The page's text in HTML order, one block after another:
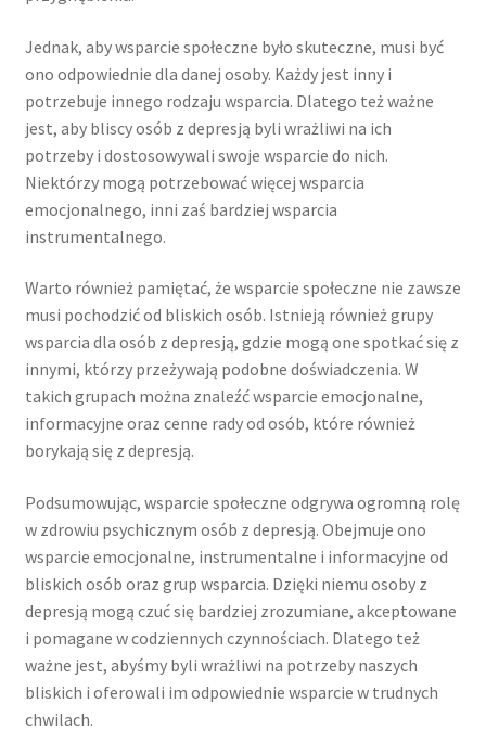
Jednak, aby wsparcie społeczne było skuteczne, musi być
ono odpowiednie dla danej osoby. Każdy jest inny i
potrzebuje innego rodzaju wsparcia. Dlatego też ważne
jest, aby bliscy osób z depresją byli wrażliwi na ich
potrzeby i dostosowywali swoje wsparcie do nich.
Niektórzy mogą potrzebować więcej wsparcia
emocjonalnego, inni zaś bardziej wsparcia
instrumentalnego.
Warto również pamiętać, że wsparcie społeczne nie zawsze
musi pochodzić od bliskich osób. Istnieją również grupy
wsparcia dla osób z depresją, gdzie mogą one spotkać się z
innymi, którzy przeżywają podobne doświadczenia. W
takich grupach można znaleźć wsparcie emocjonalne,
informacyjne oraz cenne rady od osób, które również
borykają się z depresją.
Podsumowując, wsparcie społeczne odgrywa ogromną rolę
w zdrowiu psychicznym osób z depresją. Obejmuje ono
wsparcie emocjonalne, instrumentalne i informacyjne od
bliskich osób oraz grup wsparcia. Dzięki niemu osoby z
depresją mogą czuć się bardziej zrozumiane, akceptowane
i pomagane w codziennych czynnościach. Dlatego też
ważne jest, abyśmy byli wrażliwi na potrzeby naszych
bliskich i oferowali im odpowiednie wsparcie w trudnych
chwilach.